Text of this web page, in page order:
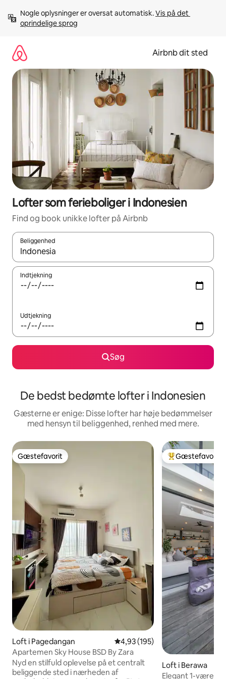
videre
Nogle oplysninger er oversat automatisk. Vis på det
oprindelige sprog
Airbnb dit sted
Lofter som ferieboliger i Indonesien
Find og book unikke lofter på Airbnb
Beliggenhed
Når resultaterne er tilgængelige, skal du navigere med
Indtjekning
Udtjekning
Søg
De bedst bedømte lofter i Indonesien
Gæsterne er enige: Disse lofter har høje bedømmelser
med hensyn til beliggenhed, renhed med mere.
Gæstefavorit
Gæstefavorit
Loft i Pagedangan 4,93 ud af 5 i gennemsnitlig
4,93 (195)
Apartemen Sky House BSD By Zara
Nyd en stilfuld oplevelse på et centralt
beliggende sted i nærheden af
Bedste
Gæstefavorit
Loft i Berawa
Elegant 1-